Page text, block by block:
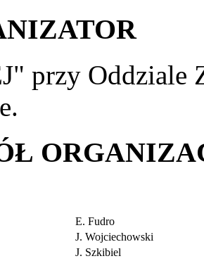
przy Oddziale
E. Fudro
J. Wojciechowski
J. Szkibiel